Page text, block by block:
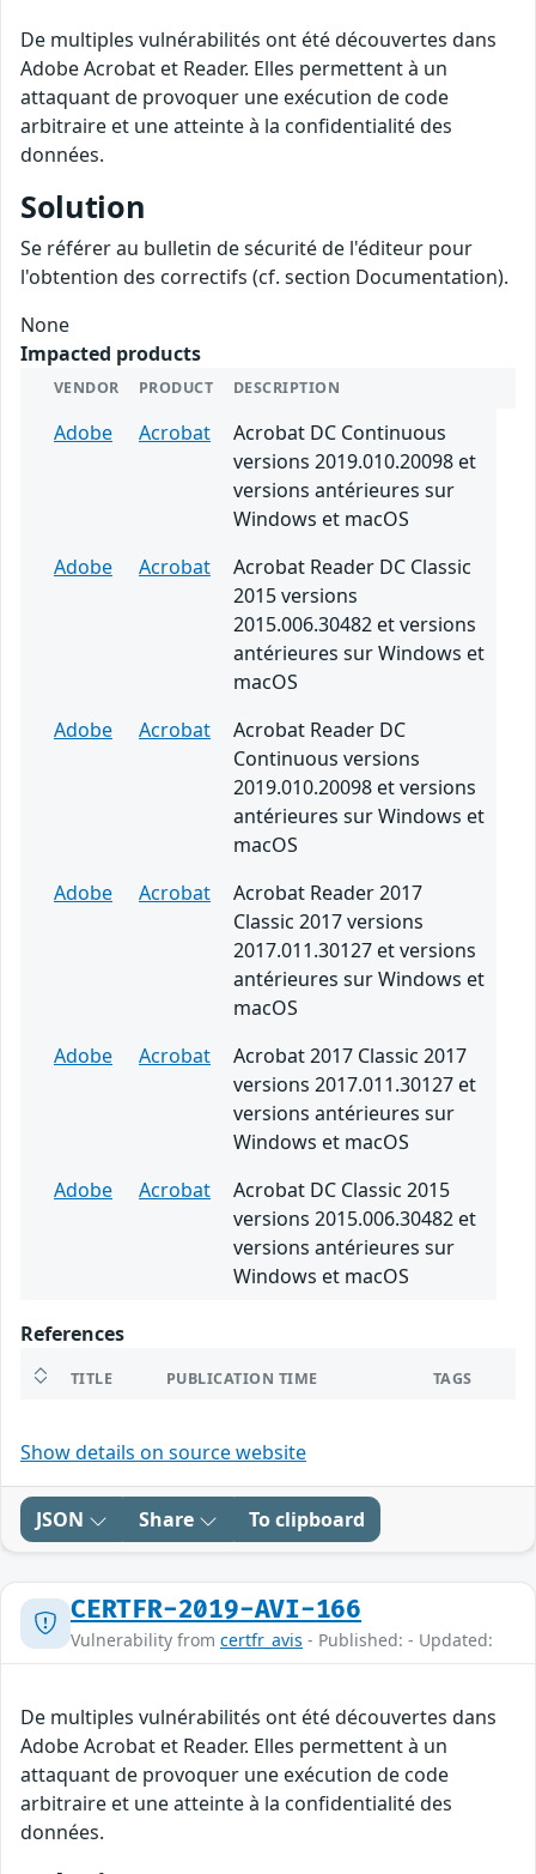
De multiples vulnérabilités ont été découvertes dans
Adobe Acrobat et Reader. Elles permettent à un
attaquant de provoquer une exécution de code
arbitraire et une atteinte à la confidentialité des
données.
Solution
Se référer au bulletin de sécurité de l'éditeur pour
l'obtention des correctifs (cf. section Documentation).
None
Impacted products
VENDOR PRODUCT DESCRIPTION
Adobe Acrobat
Acrobat DC Continuous
versions 2019.010.20098 et
versions antérieures sur
Windows et macOS
Adobe
Acrobat
Acrobat Reader DC Classic
2015 versions
2015.006.30482 et versions
antérieures sur Windows et
macOS
Adobe
Acrobat
Acrobat Reader DC
Continuous versions
2019.010.20098 et versions
antérieures sur Windows et
macOS
Adobe
Acrobat
Acrobat Reader 2017
Classic 2017 versions
2017.011.30127 et versions
antérieures sur Windows et
macOS
Adobe
Acrobat
Acrobat 2017 Classic 2017
versions 2017.011.30127 et
versions antérieures sur
Windows et macOS
Adobe
Acrobat
Acrobat DC Classic 2015
versions 2015.006.30482 et
versions antérieures sur
Windows et macOS
References
TITLE PUBLICATION TIME TAGS
Show details on source website
JSON Share To clipboard
CERTFR-2019-AVI-166
Vulnerability from certfr_avis - Published: - Updated:
De multiples vulnérabilités ont été découvertes dans
Adobe Acrobat et Reader. Elles permettent à un
attaquant de provoquer une exécution de code
arbitraire et une atteinte à la confidentialité des
données.